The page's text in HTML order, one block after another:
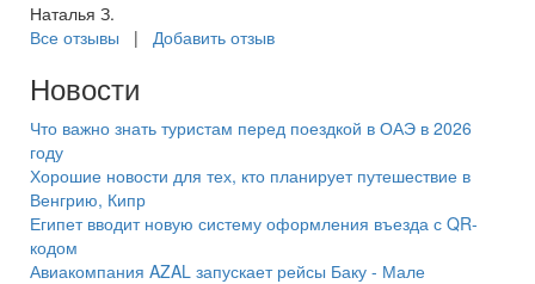
Наталья З.
Все отзывы | Добавить отзыв
Новости
Что важно знать туристам перед поездкой в ОАЭ в 2026
году
Хорошие новости для тех, кто планирует путешествие в
Венгрию, Кипр
Египет вводит новую систему оформления въезда с QR-
кодом
Авиакомпания AZAL запускает рейсы Баку - Мале